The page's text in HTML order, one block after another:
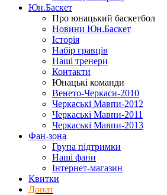
Юн.Баскет
Про юнацький баскетбол
Новини Юн.Баскет
Історія
Набір гравців
Наші тренери
Контакти
Юнацькі команди
Венето-Черкаси-2010
Черкаські Мавпи-2012
Черкаські Мавпи-2011
Черкаські Мавпи-2013
Фан-зона
Група підтримки
Наші фани
Інтернет-магазин
Квитки
Донат